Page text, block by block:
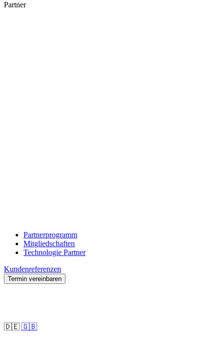
Partner
Partnerprogramm
Mitgliedschaften
Technologie Partner
Kundenreferenzen
Termin vereinbaren
🇩🇪 🇬🇧